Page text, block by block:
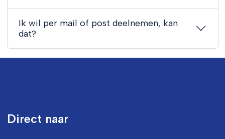
Ik wil per mail of post deelnemen, kan
dat?
Direct naar